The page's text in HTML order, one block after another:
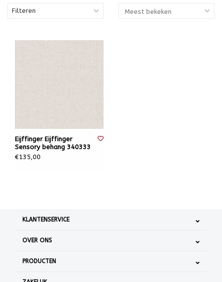
Filteren
Eijffinger Eijffinger
Sensory behang 340333
€135,00
KLANTENSERVICE
OVER ONS
PRODUCTEN